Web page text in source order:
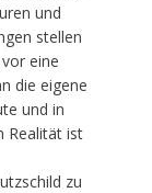
und
stellen
eine
die eigene
und in
Realität ist
zu